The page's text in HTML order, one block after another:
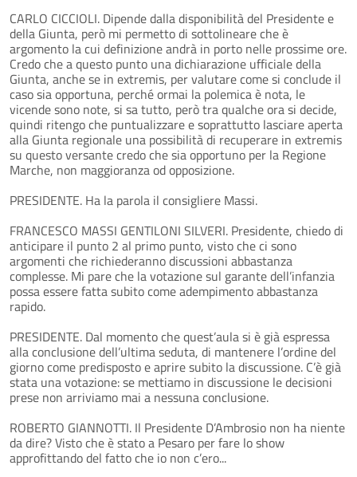
CARLO CICCIOLI. Dipende dalla disponibilità del Presidente e
della Giunta, però mi permetto di sottolineare che è
argomento la cui definizione andrà in porto nelle prossime ore.
Credo che a questo punto una dichiarazione ufficiale della
Giunta, anche se in extremis, per valutare come si conclude il
caso sia opportuna, perché ormai la polemica è nota, le
vicende sono note, si sa tutto, però tra qualche ora si decide,
quindi ritengo che puntualizzare e soprattutto lasciare aperta
alla Giunta regionale una possibilità di recuperare in extremis
su questo versante credo che sia opportuno per la Regione
Marche, non maggioranza od opposizione.
PRESIDENTE. Ha la parola il consigliere Massi.
FRANCESCO MASSI GENTILONI SILVERI. Presidente, chiedo di
anticipare il punto 2 al primo punto, visto che ci sono
argomenti che richiederanno discussioni abbastanza
complesse. Mi pare che la votazione sul garante dell’infanzia
possa essere fatta subito come adempimento abbastanza
rapido.
PRESIDENTE. Dal momento che quest’aula si è già espressa
alla conclusione dell’ultima seduta, di mantenere l’ordine del
giorno come predisposto e aprire subito la discussione. C’è già
stata una votazione: se mettiamo in discussione le decisioni
prese non arriviamo mai a nessuna conclusione.
ROBERTO GIANNOTTI. Il Presidente D’Ambrosio non ha niente
da dire? Visto che è stato a Pesaro per fare lo show
approfittando del fatto che io non c’ero...